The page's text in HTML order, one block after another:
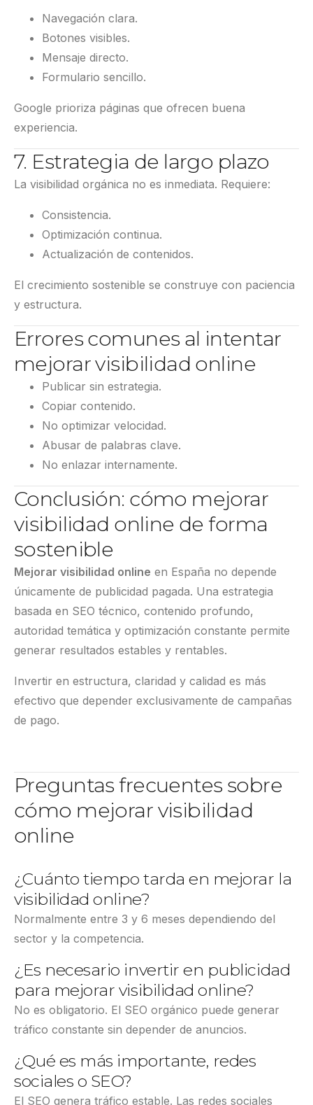
Navegación clara.
Botones visibles.
Mensaje directo.
Formulario sencillo.
Google prioriza páginas que ofrecen buena
experiencia.
7. Estrategia de largo plazo
La visibilidad orgánica no es inmediata. Requiere:
Consistencia.
Optimización continua.
Actualización de contenidos.
El crecimiento sostenible se construye con paciencia
y estructura.
Errores comunes al intentar
mejorar visibilidad online
Publicar sin estrategia.
Copiar contenido.
No optimizar velocidad.
Abusar de palabras clave.
No enlazar internamente.
Conclusión: cómo mejorar
visibilidad online de forma
sostenible
Mejorar visibilidad online en España no depende
únicamente de publicidad pagada. Una estrategia
basada en SEO técnico, contenido profundo,
autoridad temática y optimización constante permite
generar resultados estables y rentables.
Invertir en estructura, claridad y calidad es más
efectivo que depender exclusivamente de campañas
de pago.
Preguntas frecuentes sobre
cómo mejorar visibilidad
online
¿Cuánto tiempo tarda en mejorar la
visibilidad online?
Normalmente entre 3 y 6 meses dependiendo del
sector y la competencia.
¿Es necesario invertir en publicidad
para mejorar visibilidad online?
No es obligatorio. El SEO orgánico puede generar
tráfico constante sin depender de anuncios.
¿Qué es más importante, redes
sociales o SEO?
El SEO genera tráfico estable. Las redes sociales